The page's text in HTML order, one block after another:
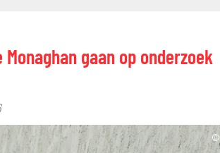
gaan op onderzoek
©